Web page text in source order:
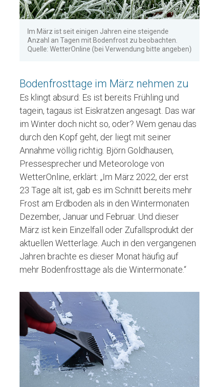
Im März ist seit einigen Jahren eine steigende
Anzahl an Tagen mit Bodenfrost zu beobachten.
Quelle: WetterOnline (bei Verwendung bitte angeben)
Bodenfrosttage im März nehmen zu
Es klingt absurd: Es ist bereits Frühling und
tagein, tagaus ist Eiskratzen angesagt. Das war
im Winter doch nicht so, oder? Wem genau das
durch den Kopf geht, der liegt mit seiner
Annahme völlig richtig. Björn Goldhausen,
Pressesprecher und Meteorologe von
WetterOnline, erklärt: „Im März 2022, der erst
23 Tage alt ist, gab es im Schnitt bereits mehr
Frost am Erdboden als in den Wintermonaten
Dezember, Januar und Februar. Und dieser
März ist kein Einzelfall oder Zufallsprodukt der
aktuellen Wetterlage. Auch in den vergangenen
Jahren brachte es dieser Monat häufig auf
mehr Bodenfrosttage als die Wintermonate.“